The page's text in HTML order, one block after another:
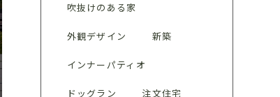
吹抜けのある家
外観デザイン 新築
インナーパティオ
ドッグラン 注文住宅